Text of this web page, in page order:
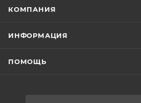
КОМПАНИЯ
ИНФОРМАЦИЯ
ПОМОЩЬ